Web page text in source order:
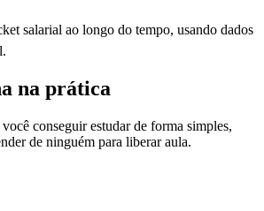
salarial ao longo do tempo, usando dados
na prática
conseguir estudar de forma simples,
de ninguém para liberar aula.